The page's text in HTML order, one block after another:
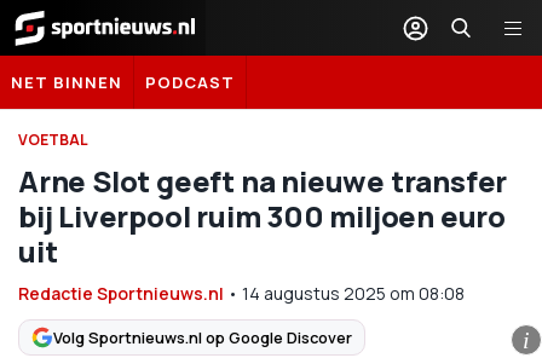
Sportnieuws.nl
NET BINNEN PODCAST
VOETBAL
Arne Slot geeft na nieuwe transfer
bij Liverpool ruim 300 miljoen euro
uit
Redactie Sportnieuws.nl • 14 augustus 2025 om 08:08
Volg Sportnieuws.nl op Google Discover i